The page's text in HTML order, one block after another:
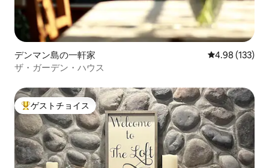
デンマン島の一軒家 レビュー133
4.98 (133)
ザ・ガーデン・ハウス
大好評のゲストチョイスです。
ゲストチョイス